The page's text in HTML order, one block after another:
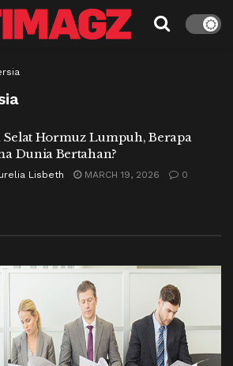
Selat Hormuz Lumpuh, Berapa
Dunia Bertahan?
Lisbeth MARCH 19, 2026 0